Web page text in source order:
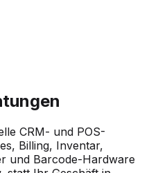
CRM- und POS-
Billing, Inventar,
und Barcode-Hardware